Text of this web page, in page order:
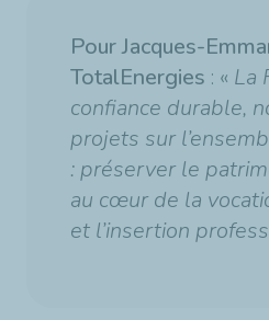
Pour Jacques-
TotalEnergies : « La
confiance durable,
projets sur
: préserver le
au cœur de la
et l’insertion